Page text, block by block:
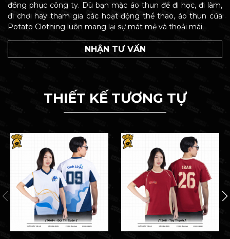
đồng phục công ty. Dù bạn mặc áo thun để đi học, đi làm,
đi chơi hay tham gia các hoạt động thể thao, áo thun của
Potato Clothing luôn mang lại sự mát mẻ và thoải mái.
NHẬN TƯ VẤN
THIẾT KẾ TƯƠNG TỰ